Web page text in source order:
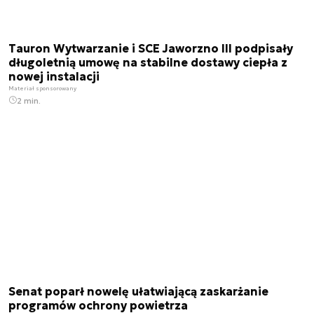
Tauron Wytwarzanie i SCE Jaworzno III podpisały
długoletnią umowę na stabilne dostawy ciepła z
nowej instalacji
Materiał sponsorowany
2 min.
Senat poparł nowelę ułatwiającą zaskarżanie
programów ochrony powietrza